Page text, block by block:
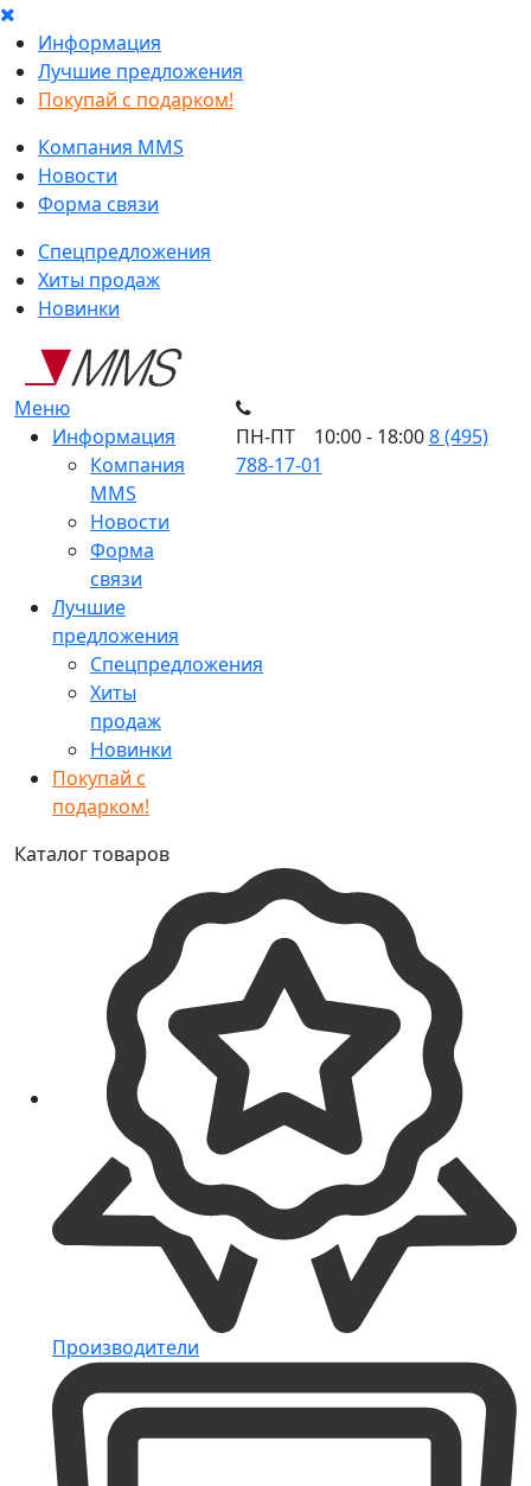
Информация
Лучшие предложения
Покупай с подарком!
Компания MMS
Новости
Форма связи
Спецпредложения
Хиты продаж
Новинки
Меню
Информация
Компания
MMS
Новости
Форма
связи
Лучшие
предложения
Спецпредложения
Хиты
продаж
Новинки
Покупай с
подарком!
ПН-ПТ 10:00 - 18:008 (495)
788-17-01
Каталог товаров
Производители